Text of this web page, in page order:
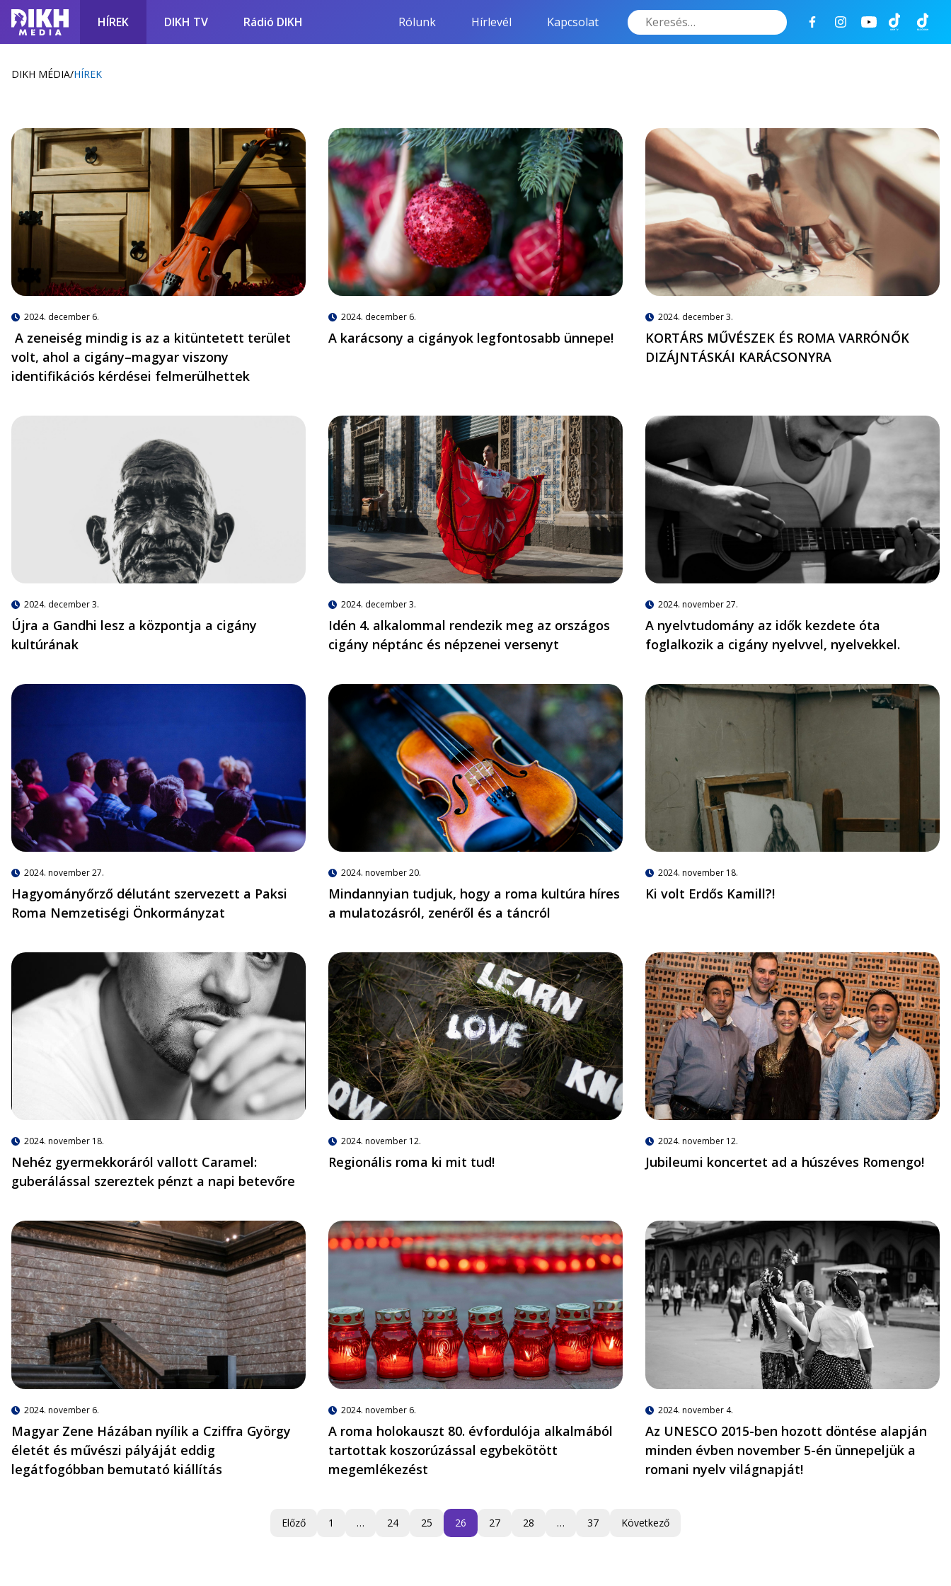
HÍREK DIKH TV Rádió DIKH Rólunk Hírlevél Kapcsolat Keresés
DIKH MÉDIA/HÍREK
2024. december 6.
A zeneiség mindig is az a kitüntetett terület
volt, ahol a cigány–magyar viszony
identifikációs kérdései felmerülhettek
2024. december 6.
A karácsony a cigányok legfontosabb ünnepe!
2024. december 3.
KORTÁRS MŰVÉSZEK ÉS ROMA VARRÓNŐK
DIZÁJNTÁSKÁI KARÁCSONYRA
2024. december 3.
Újra a Gandhi lesz a központja a cigány
kultúrának
2024. december 3.
Idén 4. alkalommal rendezik meg az országos
cigány néptánc és népzenei versenyt
2024. november 27.
A nyelvtudomány az idők kezdete óta
foglalkozik a cigány nyelvvel, nyelvekkel.
2024. november 27.
Hagyományőrző délutánt szervezett a Paksi
Roma Nemzetiségi Önkormányzat
2024. november 20.
Mindannyian tudjuk, hogy a roma kultúra híres
a mulatozásról, zenéről és a táncról
2024. november 18.
Ki volt Erdős Kamill?!
2024. november 18.
Nehéz gyermekkoráról vallott Caramel:
guberálással szereztek pénzt a napi betevőre
2024. november 12.
Regionális roma ki mit tud!
2024. november 12.
Jubileumi koncertet ad a húszéves Romengo!
2024. november 6.
Magyar Zene Házában nyílik a Cziffra György
életét és művészi pályáját eddig
legátfogóbban bemutató kiállítás
2024. november 6.
A roma holokauszt 80. évfordulója alkalmából
tartottak koszorúzással egybekötött
megemlékezést
2024. november 4.
Az UNESCO 2015-ben hozott döntése alapján
minden évben november 5-én ünnepeljük a
romani nyelv világnapját!
Előző 1 … 24 25 26 27 28 … 37 Következő